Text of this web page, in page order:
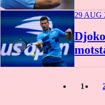
29 AUG
1